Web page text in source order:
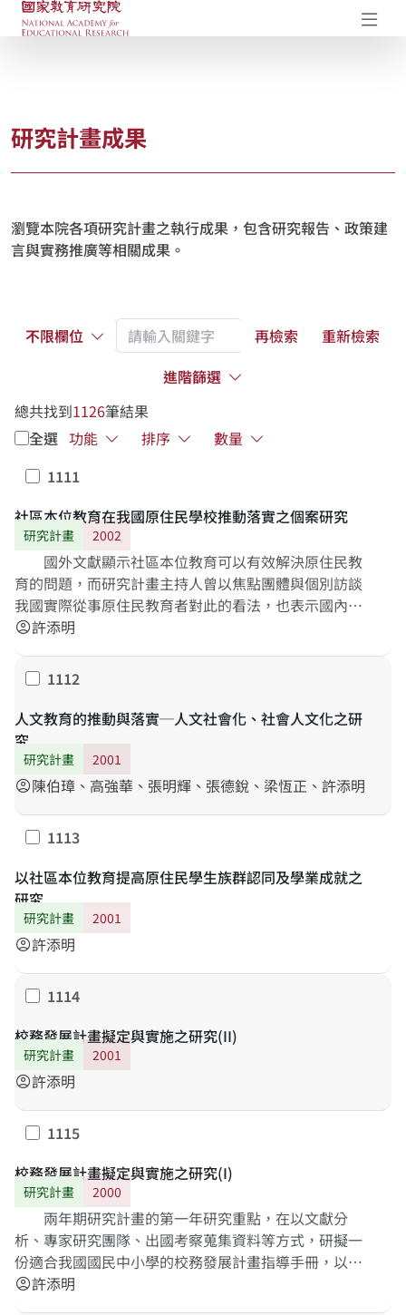
國家教育研究院-研究成果典藏庫
研究計畫成果
瀏覽本院各項研究計畫之執行成果，包含研究報告、政策建
言與實務推廣等相關成果。
不限欄位 再檢索
重新檢索
進階篩選
總共找到1126筆結果
全選 功能 排序
數量
勾選1111
社區本位教育在我國原住民學校推動落實之個案研究
研究計畫 2002
國外文獻顯示社區本位教育可以有效解決原住民教
育的問題，而研究計畫主持人曾以焦點團體與個別訪談
我國實際從事原住民教育者對此的看法，也表示國內原
住民學校應立即推動社區本位教育，但考量國內目前學
家長參與學校事務開始，並且配合九年一貫課程的實
施，讓社區家長與學校老師共同編製原住民文化與語言
的統整課程，並且結合原住民社區 /部落的教育功能，以
及回復傳統的師徒教學與部落集會所或年齡階級組織。
本研究計畫的目的，正在於延續上述發現，將上述研究
結果，具體落實到學校情境。研究者選擇一所原住民學
校推動社區本位教育，也選擇一個推動文化保存的原住
民部落，透過個案研究方式，一方面協助學校落實該方
案，一方面修訂改善推動模式，並評估成效，並且詢問
家長對目前學校推動文化活動的看法，建構一套適合我
國原住民學校推動社區本位教育的具體做法。
account_circle許添明
勾選1112
人文教育的推動與落實─人文社會化、社會人文化之研
究
研究計畫 2001
account_circle陳伯璋、高強華、張明輝、張德銳、梁恆正、許添明
勾選1113
以社區本位教育提高原住民學生族群認同及學業成就之
研究
研究計畫 2001
account_circle許添明
勾選1114
校務發展計畫擬定與實施之研究(II)
研究計畫 2001
account_circle許添明
勾選1115
校務發展計畫擬定與實施之研究(I)
研究計畫 2000
兩年期研究計畫的第一年研究重點，在以文獻分
析、專家研究團隊、出國考察蒐集資料等方式，研擬一
份適合我國國民中小學的校務發展計畫指導手冊，以及
提早發現學校實施過程可能遭遇的問題與解決策略，協
account_circle許添明